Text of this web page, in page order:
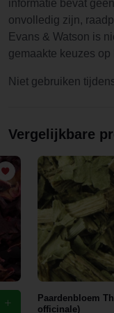
informatie bevat
onvolledig zijn,
Evans & Watson is
gemaakte keuzes
Niet gebruiken
Vergelijkbare
Paardenbloem
officinale)